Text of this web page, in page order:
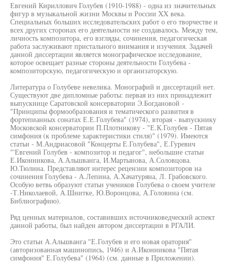
Евгений Кириллович Голубев (1910-1988) - одна из значительных
фигур в музыкальной жизни Москвы и России XX века.
Специальных больших исследовательских работ о его творчестве и
всех других сторонах его деятельности не создавалось. Между тем,
личность композитора, его взгляды, сочинения, педагогическая
работа заслуживают пристального внимания и изучения. Задачей
данной диссертации является монографическое исследование,
которое освещает разные стороны деятельности Голубева -
композиторскую, педагогическую и организаторскую.
Литература о Голубеве невелика. Монографий и диссертаций нет.
Существуют две дипломные работы: первая из них принадлежит
выпускнице Саратовской консерватории Э.Богдановой -
"Принципы формообразования и тематического развития в
фортепианных сонатах Е.Е.Голубева" (1974), вторая - выпускнику
Московской консерватории П.Плотникову - "Е.К.Голубев - Пятая
симфония (к проблеме характеристики стиля)" (1979). Имеются
статьи - М.Андриасовой "Концерты Е.Голубева", Е.Гуревич
"'Евгений Голубев - композитор и педагог", небольшие статьи
Е.Иконникова, А.Альшванга, И.Мартынова, А.Соловцова.
Ю.Тюлина. Представляют интерес рецензии композиторов на
сочинения Голубева - А.Лепина, А.Хачатуряна, Л. Грабовского.
Особую ветвь образуют статьи учеников Голубева о своем учителе
-Т.Николаевой, А.Шнитке, Ю.Воронцова, А.Головина (см.
Библиографию).
Ряд ценных материалов, составивших источниковедческий аспект
данной работы, был найден автором диссертации в РГАЛИ.
Это статьи А.Альшванга "Е.Голубев и его новая оратория"
(авторизованная машинопись, 1946) и А.Иконникова "Пятая
симфония" Е.Голубева" (1964) (см. данные в Приложении).